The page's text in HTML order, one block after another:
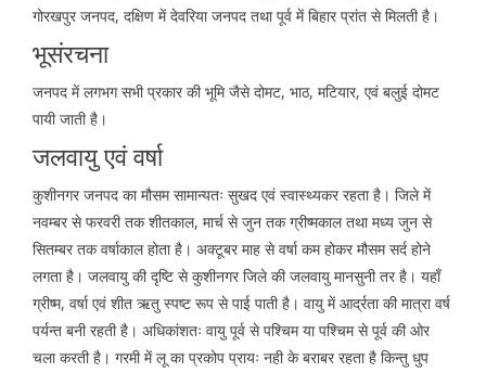
गोरखपुर जनपद, दक्षिण में देवरिया जनपद तथा पूर्व में बिहार प्रांत से मिलती है।
भूसंरचना
जनपद में लगभग सभी प्रकार की भूमि जैसे दोमट, भाठ, मटियार, एवं बलुई दोमट
पायी जाती है।
जलवायु एवं वर्षा
कुशीनगर जनपद का मौसम सामान्यतः सुखद एवं स्वास्थ्यकर रहता है। जिले में
नवम्बर से फरवरी तक शीतकाल, मार्च से जुन तक ग्रीष्मकाल तथा मध्य जुन से
सितम्बर तक वर्षाकाल होता है। अक्टूबर माह से वर्षा कम होकर मौसम सर्द होने
लगता है। जलवायु की दृष्टि से कुशीनगर जिले की जलवायु मानसुनी तर है। यहाँ
ग्रीष्म, वर्षा एवं शीत ऋतु स्पष्ट रूप से पाई पाती है। वायु में आर्द्रता की मात्रा वर्ष
पर्यन्त बनी रहती है। अधिकांशतः वायु पूर्व से पश्चिम या पश्चिम से पूर्व की ओर
चला करती है। गरमी में लू का प्रकोप प्रायः नही के बराबर रहता है किन्तु धुप